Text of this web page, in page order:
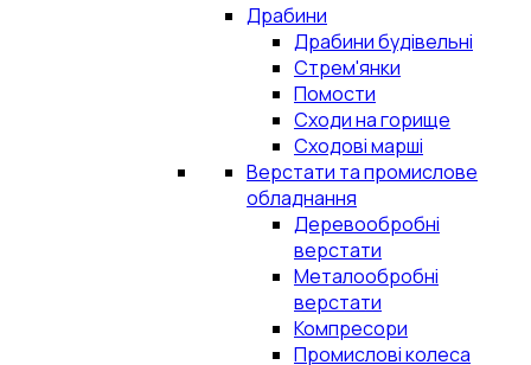
Драбини
Драбини будівельні
Стрем'янки
Помости
Сходи на горище
Сходові марші
Верстати та промислове
обладнання
Деревообробні
верстати
Металообробні
верстати
Компресори
Промислові колеса